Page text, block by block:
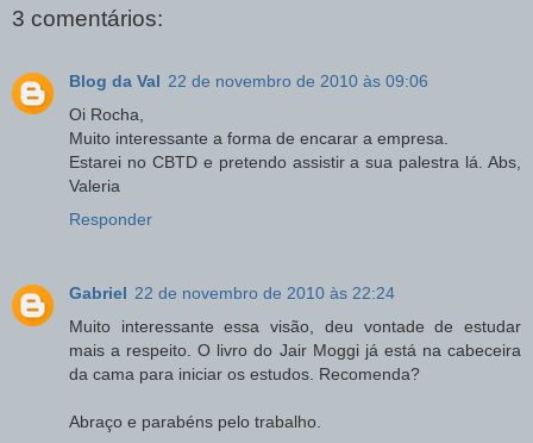
3 comentários:
Blog da Val 22 de novembro de 2010 às 09:06
Oi Rocha,
Muito interessante a forma de encarar a empresa.
Estarei no CBTD e pretendo assistir a sua palestra lá. Abs,
Valeria
Responder
Gabriel 22 de novembro de 2010 às 22:24
Muito interessante essa visão, deu vontade de estudar
mais a respeito. O livro do Jair Moggi já está na cabeceira
da cama para iniciar os estudos. Recomenda?
Abraço e parabéns pelo trabalho.